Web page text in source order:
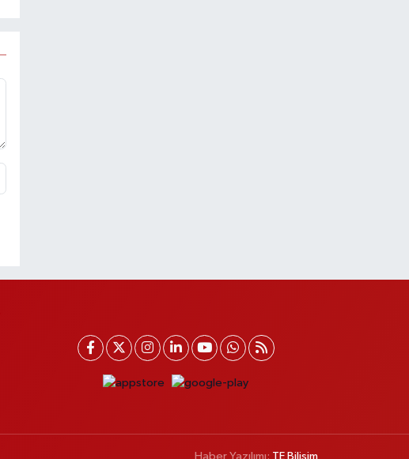
Haber Yazılımı: TE Bilişim